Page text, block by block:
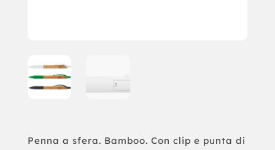
Penna a sfera. Bamboo. Con clip e punta di